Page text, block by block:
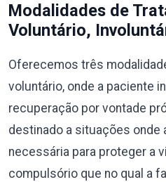
Modalidades de
Voluntário,
Oferecemos três
voluntário, onde a paciente
recuperação por vontade
destinado a situações onde
necessária para proteger a
compulsório que no qual a